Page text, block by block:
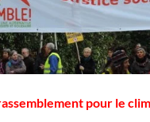
pour le